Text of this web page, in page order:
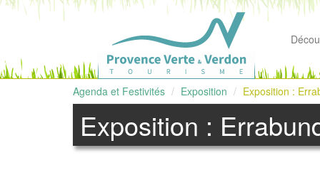
Agenda et Festivités Exposition Exposition :
Exposition :